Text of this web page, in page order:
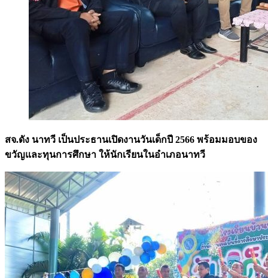
สจ.ดัง นาทวี เป็นประธานเปิดงานวันเด็กปี 2566 พร้อมมอบของ
ขวัญและทุนการศึกษา ให้นักเรียนในอำเภอนาทวี